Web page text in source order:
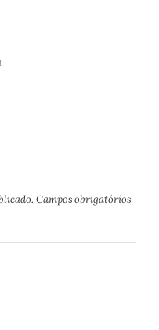
Campos obrigatórios